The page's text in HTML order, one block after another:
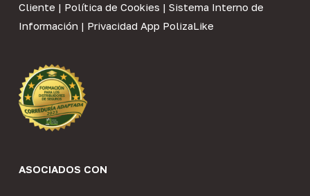
Cliente | Política de Cookies | Sistema Interno de
Información | Privacidad App PolizaLike
ASOCIADOS CON